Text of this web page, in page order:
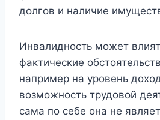
долгов и наличие
Инвалидность может
фактические
например на уровень
возможность трудовой
сама по себе она не